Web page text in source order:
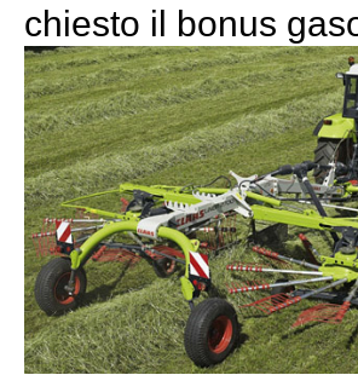
chiesto il bonus